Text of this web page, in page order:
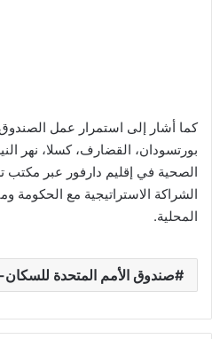
كما أشار إلى استمرار عمل
بورتسودان، القضارف، كسلا، نهر
الصحية في إقليم دارفور عبر مكتب
الشراكة الاستراتيجية مع الحكومة
المحلية.
صندوق الأمم المتحدة